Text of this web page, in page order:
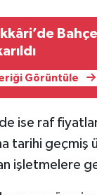
Görüntüle
ise raf
tarihi geçmiş
işletmelere